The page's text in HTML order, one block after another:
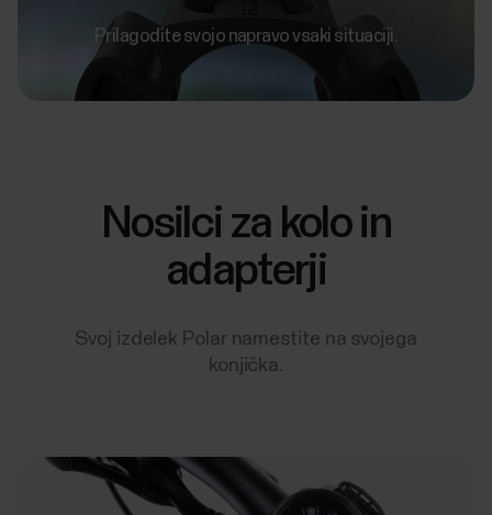
Prilagodite svojo napravo vsaki situaciji.
Nosilci za kolo in
adapterji
Svoj izdelek Polar namestite na svojega
konjička.